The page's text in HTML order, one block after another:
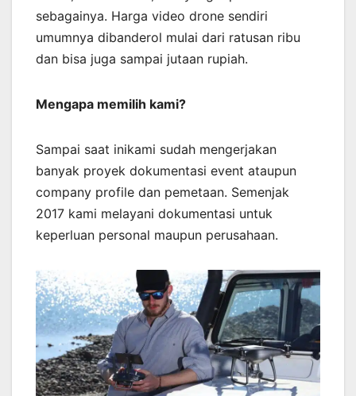
sebagainya. Harga video drone sendiri
umumnya dibanderol mulai dari ratusan ribu
dan bisa juga sampai jutaan rupiah.
Mengapa memilih kami?
Sampai saat inikami sudah mengerjakan
banyak proyek dokumentasi event ataupun
company profile dan pemetaan. Semenjak
2017 kami melayani dokumentasi untuk
keperluan personal maupun perusahaan.